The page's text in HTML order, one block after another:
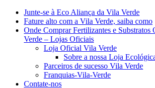
Junte-se à Eco Aliança da Vila Verde
Fature alto com a Vila Verde, saiba como
Onde Comprar Fertilizantes e Substratos
Verde – Lojas Oficiais
Loja Oficial Vila Verde
Sobre a nossa Loja
Parceiros de sucesso Vila Verde
Franquias-Vila-Verde
Contate-nos